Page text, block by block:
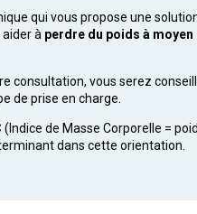
qui vous propose une
à perdre du poids à moyen
consultation, vous serez
de prise en charge.
(Indice de Masse Corporelle =
dans cette orientation.